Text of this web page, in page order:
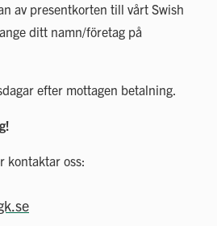
av presentkorten till vårt Swish
ditt namn/företag på
efter mottagen betalning.
kontaktar oss: